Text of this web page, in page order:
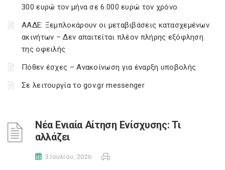
300 ευρώ τον μήνα σε 6.000 ευρώ τον χρόνο
ΑΑΔΕ: Ξεμπλοκάρουν οι μεταβιβάσεις κατασχεμένων
ακινήτων – Δεν απαιτείται πλέον πλήρης εξόφληση
της οφειλής
Πόθεν έσχες – Ανακοίνωση για έναρξη υποβολής
Σε λειτουργία το gov.gr messenger
Νέα Ενιαία Αίτηση Ενίσχυσης: Τι
αλλάζει
3 Ιουλίου, 2026